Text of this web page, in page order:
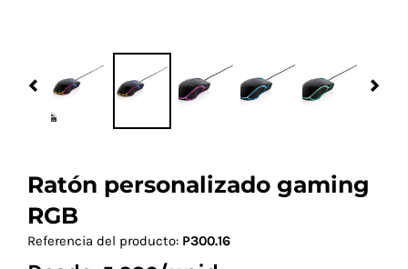
Previous
Ratón personalizado gaming
RGB
Referencia del producto: P300.16